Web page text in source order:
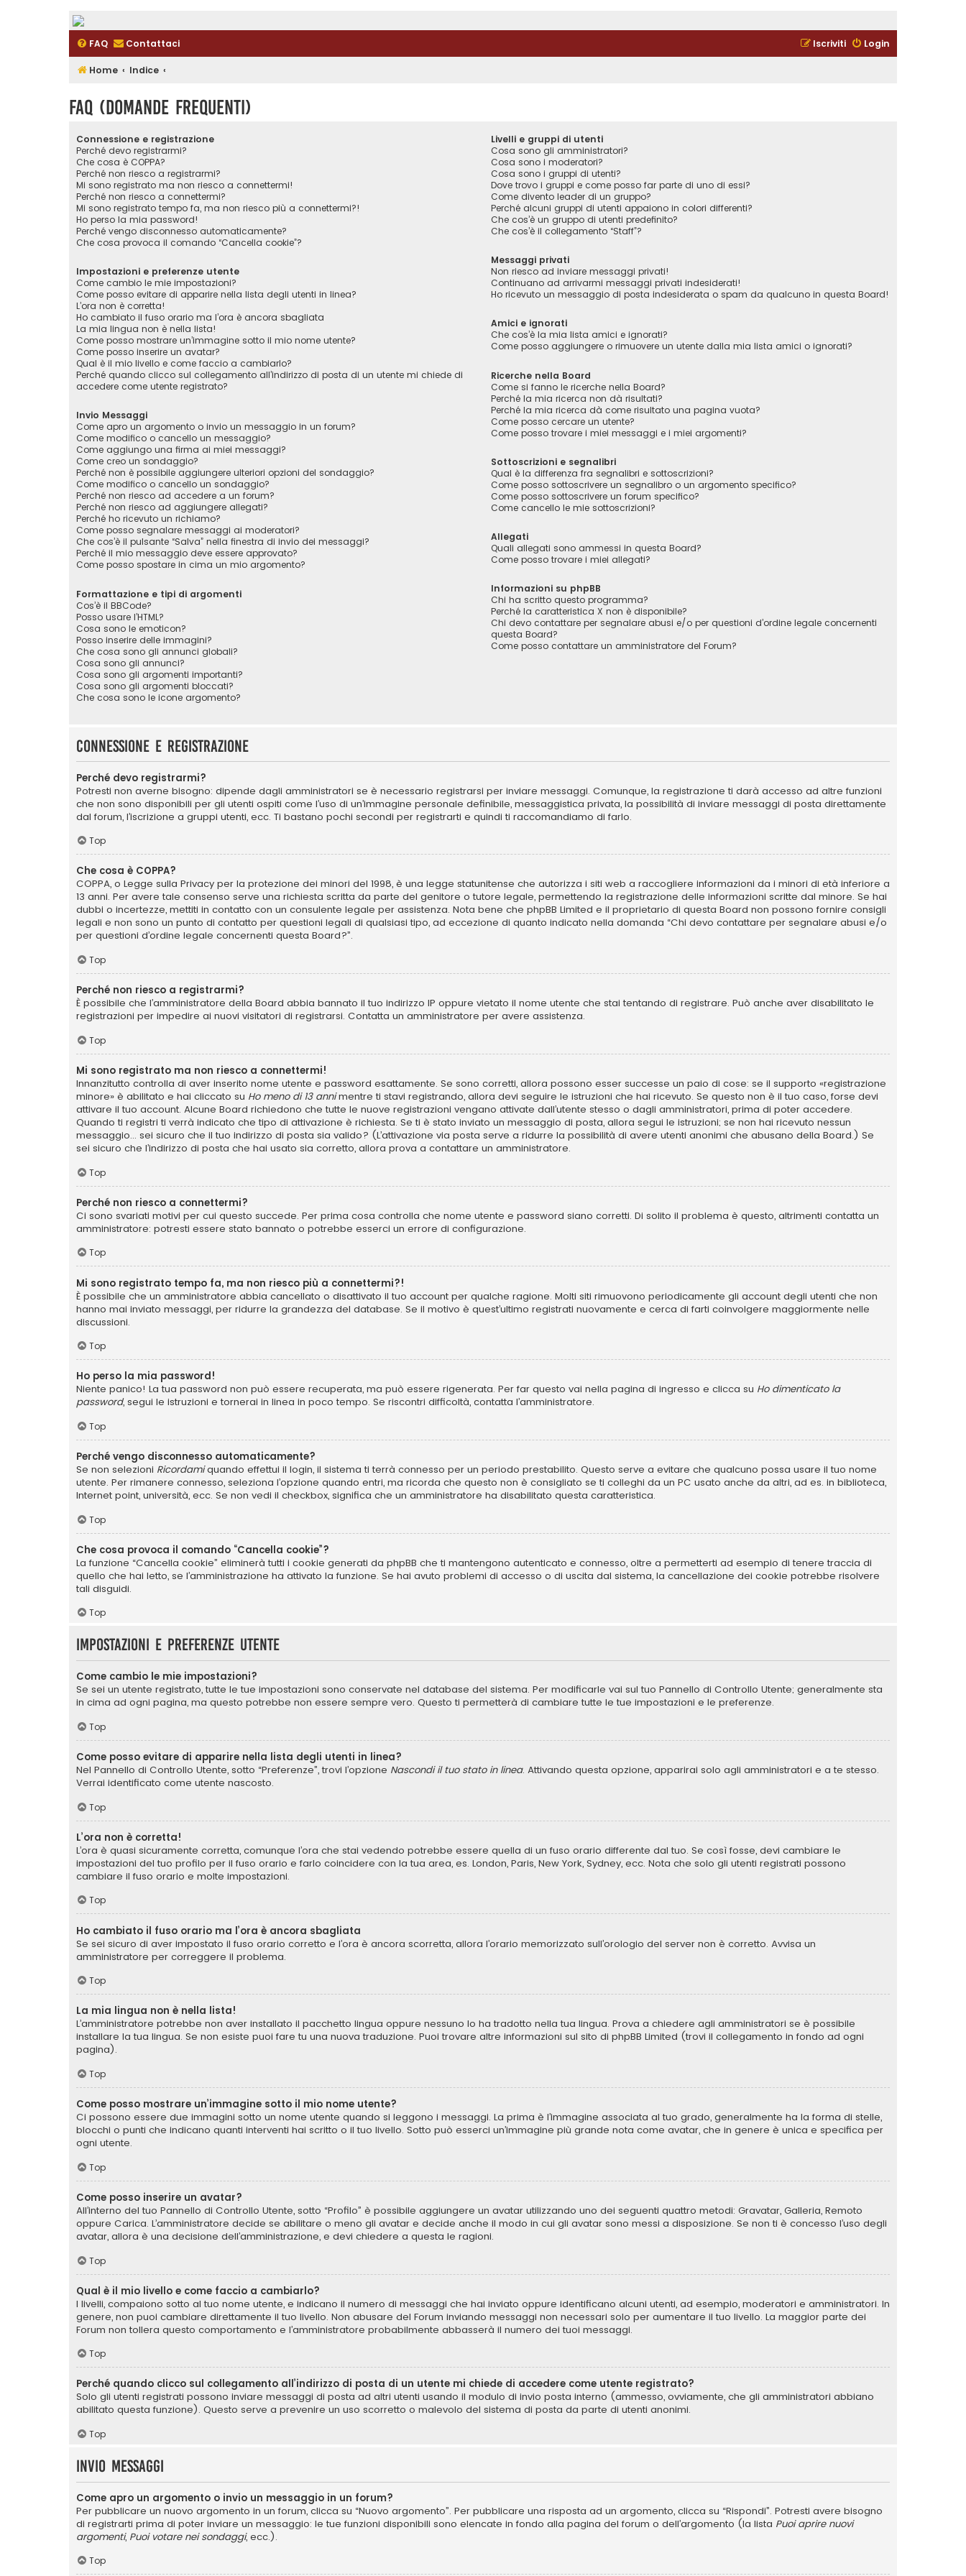
FAQ Contattaci Login
Iscriviti
Home Indice
FAQ (Domande Frequenti)
Connessione e registrazione
Perché devo registrarmi?
Che cosa è COPPA?
Perché non riesco a registrarmi?
Mi sono registrato ma non riesco a connettermi!
Perché non riesco a connettermi?
Mi sono registrato tempo fa, ma non riesco più a connettermi?!
Ho perso la mia password!
Perché vengo disconnesso automaticamente?
Che cosa provoca il comando “Cancella cookie”?
Impostazioni e preferenze utente
Come cambio le mie impostazioni?
Come posso evitare di apparire nella lista degli utenti in linea?
L’ora non è corretta!
Ho cambiato il fuso orario ma l’ora è ancora sbagliata
La mia lingua non è nella lista!
Come posso mostrare un’immagine sotto il mio nome utente?
Come posso inserire un avatar?
Qual è il mio livello e come faccio a cambiarlo?
Perché quando clicco sul collegamento all’indirizzo di posta di un utente mi chiede di
accedere come utente registrato?
Invio Messaggi
Come apro un argomento o invio un messaggio in un forum?
Come modifico o cancello un messaggio?
Come aggiungo una firma ai miei messaggi?
Come creo un sondaggio?
Perché non è possibile aggiungere ulteriori opzioni del sondaggio?
Come modifico o cancello un sondaggio?
Perché non riesco ad accedere a un forum?
Perché non riesco ad aggiungere allegati?
Perché ho ricevuto un richiamo?
Come posso segnalare messaggi ai moderatori?
Che cos’è il pulsante “Salva” nella finestra di invio dei messaggi?
Perché il mio messaggio deve essere approvato?
Come posso spostare in cima un mio argomento?
Formattazione e tipi di argomenti
Cos’è il BBCode?
Posso usare l’HTML?
Cosa sono le emoticon?
Posso inserire delle immagini?
Che cosa sono gli annunci globali?
Cosa sono gli annunci?
Cosa sono gli argomenti importanti?
Cosa sono gli argomenti bloccati?
Che cosa sono le icone argomento?
Livelli e gruppi di utenti
Cosa sono gli amministratori?
Cosa sono i moderatori?
Cosa sono i gruppi di utenti?
Dove trovo i gruppi e come posso far parte di uno di essi?
Come divento leader di un gruppo?
Perché alcuni gruppi di utenti appaiono in colori differenti?
Che cos’è un gruppo di utenti predefinito?
Che cos’è il collegamento “Staff”?
Messaggi privati
Non riesco ad inviare messaggi privati!
Continuano ad arrivarmi messaggi privati indesiderati!
Ho ricevuto un messaggio di posta indesiderata o spam da qualcuno in questa Board!
Amici e ignorati
Che cos’è la mia lista amici e ignorati?
Come posso aggiungere o rimuovere un utente dalla mia lista amici o ignorati?
Ricerche nella Board
Come si fanno le ricerche nella Board?
Perché la mia ricerca non dà risultati?
Perché la mia ricerca dà come risultato una pagina vuota?
Come posso cercare un utente?
Come posso trovare i miei messaggi e i miei argomenti?
Sottoscrizioni e segnalibri
Qual è la differenza fra segnalibri e sottoscrizioni?
Come posso sottoscrivere un segnalibro o un argomento specifico?
Come posso sottoscrivere un forum specifico?
Come cancello le mie sottoscrizioni?
Allegati
Quali allegati sono ammessi in questa Board?
Come posso trovare i miei allegati?
Informazioni su phpBB
Chi ha scritto questo programma?
Perché la caratteristica X non è disponibile?
Chi devo contattare per segnalare abusi e/o per questioni d’ordine legale concernenti
questa Board?
Come posso contattare un amministratore del Forum?
Connessione e registrazione
Perché devo registrarmi?
Potresti non averne bisogno: dipende dagli amministratori se è necessario registrarsi per inviare messaggi. Comunque, la registrazione ti darà accesso ad altre funzioni
che non sono disponibili per gli utenti ospiti come l’uso di un’immagine personale definibile, messaggistica privata, la possibilità di inviare messaggi di posta direttamente
dal forum, l’iscrizione a gruppi utenti, ecc. Ti bastano pochi secondi per registrarti e quindi ti raccomandiamo di farlo.
Top
Che cosa è COPPA?
COPPA, o Legge sulla Privacy per la protezione dei minori del 1998, è una legge statunitense che autorizza i siti web a raccogliere informazioni da i minori di età inferiore a
13 anni. Per avere tale consenso serve una richiesta scritta da parte del genitore o tutore legale, permettendo la registrazione delle informazioni scritte dal minore. Se hai
dubbi o incertezze, mettiti in contatto con un consulente legale per assistenza. Nota bene che phpBB Limited e il proprietario di questa Board non possono fornire consigli
legali e non sono un punto di contatto per questioni legali di qualsiasi tipo, ad eccezione di quanto indicato nella domanda “Chi devo contattare per segnalare abusi e/o
per questioni d’ordine legale concernenti questa Board?”.
Top
Perché non riesco a registrarmi?
È possibile che l’amministratore della Board abbia bannato il tuo indirizzo IP oppure vietato il nome utente che stai tentando di registrare. Può anche aver disabilitato le
registrazioni per impedire ai nuovi visitatori di registrarsi. Contatta un amministratore per avere assistenza.
Top
Mi sono registrato ma non riesco a connettermi!
Innanzitutto controlla di aver inserito nome utente e password esattamente. Se sono corretti, allora possono esser successe un paio di cose: se il supporto «registrazione
minore» è abilitato e hai cliccato su Ho meno di 13 annimentre ti stavi registrando, allora devi seguire le istruzioni che hai ricevuto. Se questo non è il tuo caso, forse devi
attivare il tuo account. Alcune Board richiedono che tutte le nuove registrazioni vengano attivate dall’utente stesso o dagli amministratori, prima di poter accedere.
Quando ti registri ti verrà indicato che tipo di attivazione è richiesta. Se ti è stato inviato un messaggio di posta, allora segui le istruzioni; se non hai ricevuto nessun
messaggio... sei sicuro che il tuo indirizzo di posta sia valido? (L’attivazione via posta serve a ridurre la possibilità di avere utenti anonimi che abusano della Board.) Se
sei sicuro che l’indirizzo di posta che hai usato sia corretto, allora prova a contattare un amministratore.
Top
Perché non riesco a connettermi?
Ci sono svariati motivi per cui questo succede. Per prima cosa controlla che nome utente e password siano corretti. Di solito il problema è questo, altrimenti contatta un
amministratore: potresti essere stato bannato o potrebbe esserci un errore di configurazione.
Top
Mi sono registrato tempo fa, ma non riesco più a connettermi?!
È possibile che un amministratore abbia cancellato o disattivato il tuo account per qualche ragione. Molti siti rimuovono periodicamente gli account degli utenti che non
hanno mai inviato messaggi, per ridurre la grandezza del database. Se il motivo è quest’ultimo registrati nuovamente e cerca di farti coinvolgere maggiormente nelle
discussioni.
Top
Ho perso la mia password!
Niente panico! La tua password non può essere recuperata, ma può essere rigenerata. Per far questo vai nella pagina di ingresso e clicca su Ho dimenticato la
password, segui le istruzioni e tornerai in linea in poco tempo. Se riscontri difficoltà, contatta l’amministratore.
Top
Perché vengo disconnesso automaticamente?
Se non selezioni Ricordamiquando effettui il login, il sistema ti terrà connesso per un periodo prestabilito. Questo serve a evitare che qualcuno possa usare il tuo nome
utente. Per rimanere connesso, seleziona l’opzione quando entri, ma ricorda che questo non è consigliato se ti colleghi da un PC usato anche da altri, ad es. in biblioteca,
Internet point, università, ecc. Se non vedi il checkbox, significa che un amministratore ha disabilitato questa caratteristica.
Top
Che cosa provoca il comando “Cancella cookie”?
La funzione “Cancella cookie” eliminerà tutti i cookie generati da phpBB che ti mantengono autenticato e connesso, oltre a permetterti ad esempio di tenere traccia di
quello che hai letto, se l’amministrazione ha attivato la funzione. Se hai avuto problemi di accesso o di uscita dal sistema, la cancellazione dei cookie potrebbe risolvere
tali disguidi.
Top
Impostazioni e preferenze utente
Come cambio le mie impostazioni?
Se sei un utente registrato, tutte le tue impostazioni sono conservate nel database del sistema. Per modificarle vai sul tuo Pannello di Controllo Utente; generalmente sta
in cima ad ogni pagina, ma questo potrebbe non essere sempre vero. Questo ti permetterà di cambiare tutte le tue impostazioni e le preferenze.
Top
Come posso evitare di apparire nella lista degli utenti in linea?
Nel Pannello di Controllo Utente, sotto “Preferenze”, trovi l’opzione Nascondi il tuo stato in linea. Attivando questa opzione, apparirai solo agli amministratori e a te stesso.
Verrai identificato come utente nascosto.
Top
L’ora non è corretta!
L’ora è quasi sicuramente corretta, comunque l’ora che stai vedendo potrebbe essere quella di un fuso orario differente dal tuo. Se così fosse, devi cambiare le
impostazioni del tuo profilo per il fuso orario e farlo coincidere con la tua area, es. London, Paris, New York, Sydney, ecc. Nota che solo gli utenti registrati possono
cambiare il fuso orario e molte impostazioni.
Top
Ho cambiato il fuso orario ma l’ora è ancora sbagliata
Se sei sicuro di aver impostato il fuso orario corretto e l’ora è ancora scorretta, allora l’orario memorizzato sull’orologio del server non è corretto. Avvisa un
amministratore per correggere il problema.
Top
La mia lingua non è nella lista!
L’amministratore potrebbe non aver installato il pacchetto lingua oppure nessuno lo ha tradotto nella tua lingua. Prova a chiedere agli amministratori se è possibile
installare la tua lingua. Se non esiste puoi fare tu una nuova traduzione. Puoi trovare altre informazioni sul sito di phpBB Limited (trovi il collegamento in fondo ad ogni
pagina).
Top
Come posso mostrare un’immagine sotto il mio nome utente?
Ci possono essere due immagini sotto un nome utente quando si leggono i messaggi. La prima è l’immagine associata al tuo grado, generalmente ha la forma di stelle,
blocchi o punti che indicano quanti interventi hai scritto o il tuo livello. Sotto può esserci un’immagine più grande nota come avatar, che in genere è unica e specifica per
ogni utente.
Top
Come posso inserire un avatar?
All’interno del tuo Pannello di Controllo Utente, sotto “Profilo” è possibile aggiungere un avatar utilizzando uno dei seguenti quattro metodi: Gravatar, Galleria, Remoto
oppure Carica. L’amministratore decide se abilitare o meno gli avatar e decide anche il modo in cui gli avatar sono messi a disposizione. Se non ti è concesso l’uso degli
avatar, allora è una decisione dell’amministrazione, e devi chiedere a questa le ragioni.
Top
Qual è il mio livello e come faccio a cambiarlo?
I livelli, compaiono sotto al tuo nome utente, e indicano il numero di messaggi che hai inviato oppure identificano alcuni utenti, ad esempio, moderatori e amministratori. In
genere, non puoi cambiare direttamente il tuo livello. Non abusare del Forum inviando messaggi non necessari solo per aumentare il tuo livello. La maggior parte dei
Forum non tollera questo comportamento e l’amministratore probabilmente abbasserà il numero dei tuoi messaggi.
Top
Perché quando clicco sul collegamento all’indirizzo di posta di un utente mi chiede di accedere come utente registrato?
Solo gli utenti registrati possono inviare messaggi di posta ad altri utenti usando il modulo di invio posta interno (ammesso, ovviamente, che gli amministratori abbiano
abilitato questa funzione). Questo serve a prevenire un uso scorretto o malevolo del sistema di posta da parte di utenti anonimi.
Top
Invio Messaggi
Come apro un argomento o invio un messaggio in un forum?
Per pubblicare un nuovo argomento in un forum, clicca su “Nuovo argomento”. Per pubblicare una risposta ad un argomento, clicca su “Rispondi”. Potresti avere bisogno
di registrarti prima di poter inviare un messaggio: le tue funzioni disponibili sono elencate in fondo alla pagina del forum o dell’argomento (la lista Puoi aprire nuovi
argomenti, Puoi votare nei sondaggi, ecc.).
Top